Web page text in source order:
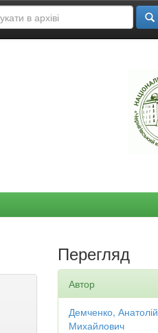
Перегляд
Автор
Демченко, Анатолій
Михайлович